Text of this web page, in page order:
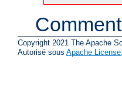
Copyright 2021 The Apache
Autorisé sous Apache